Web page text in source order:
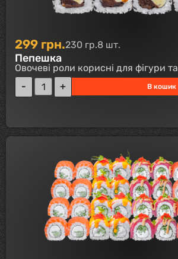
299 грн.230 гр.8 шт.
Пепешка
Овочеві роли корисні для фігури
В кошик